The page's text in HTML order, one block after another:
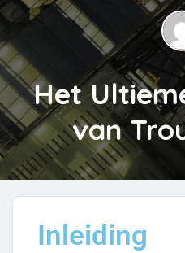
Het
van
Inleiding